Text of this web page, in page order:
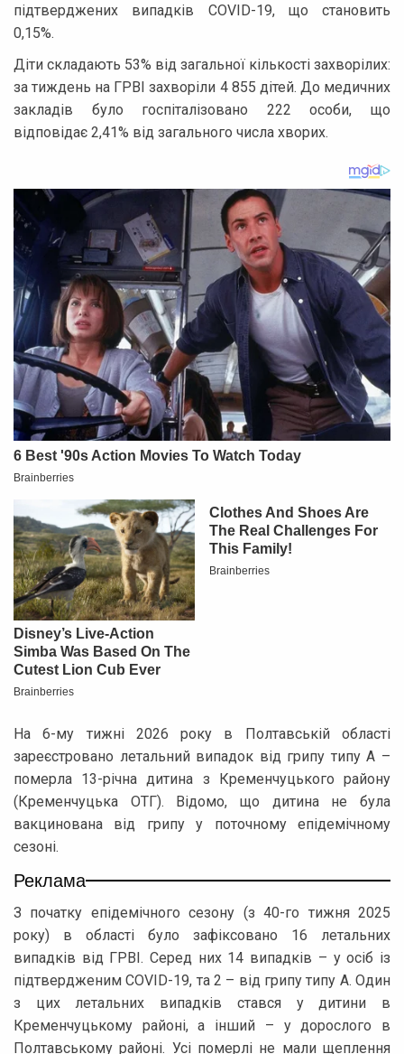
підтверджених випадків COVID-19, що становить
0,15%.
Діти складають 53% від загальної кількості захворілих:
за тиждень на ГРВІ захворіли 4 855 дітей. До медичних
закладів було госпіталізовано 222 особи, що
відповідає 2,41% від загального числа хворих.
На 6-му тижні 2026 року в Полтавській області
зареєстровано летальний випадок від грипу типу А –
померла 13-річна дитина з Кременчуцького району
(Кременчуцька ОТГ). Відомо, що дитина не була
вакцинована від грипу у поточному епідемічному
сезоні.
Реклама
З початку епідемічного сезону (з 40-го тижня 2025
року) в області було зафіксовано 16 летальних
випадків від ГРВІ. Серед них 14 випадків – у осіб із
підтвердженим COVID-19, та 2 – від грипу типу А. Один
з цих летальних випадків стався у дитини в
Кременчуцькому районі, а інший – у дорослого в
Полтавському районі. Усі померлі не мали щеплення